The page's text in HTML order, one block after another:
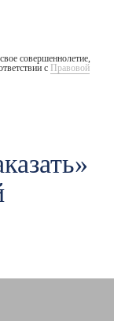
совершеннолетие,
с Правовой